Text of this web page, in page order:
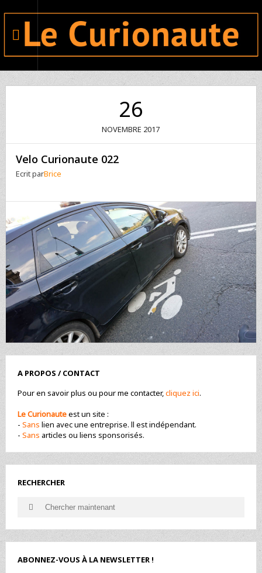
26
NOVEMBRE 2017
Velo Curionaute 022
Ecrit parBrice
A PROPOS / CONTACT
Pour en savoir plus ou pour me contacter, cliquez ici.
Le Curionauteest un site :
- Sans lien avec une entreprise. ll est indépendant.
- Sans articles ou liens sponsorisés.
RECHERCHER
Search
ABONNEZ-VOUS À LA NEWSLETTER !